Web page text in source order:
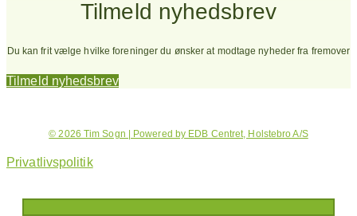
Tilmeld nyhedsbrev
Du kan frit vælge hvilke foreninger du ønsker at modtage nyheder fra fremover
Tilmeld nyhedsbrev
© 2026 Tim Sogn | Powered by EDB Centret, Holstebro A/S
Privatlivspolitik